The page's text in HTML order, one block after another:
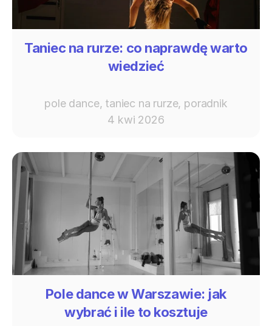
Taniec na rurze: co naprawdę warto
wiedzieć
pole dance, taniec na rurze, poradnik
4 kwi 2026
Pole dance w Warszawie: jak
wybrać i ile to kosztuje